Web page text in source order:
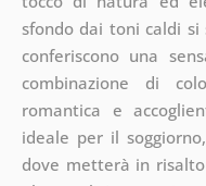
sfondo dai toni caldi
conferiscono una
combinazione di
romantica e
ideale per il
dove metterà in